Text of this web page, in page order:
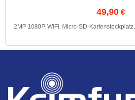
49,90
2MP 1080P, WiFi, Micro-SD-